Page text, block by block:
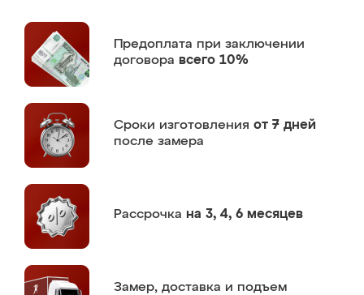
Предоплата при заключении
договора всего 10%
Сроки изготовления от 7 дней
после замера
Рассрочка на 3, 4, 6 месяцев
Замер, доставка и подъем